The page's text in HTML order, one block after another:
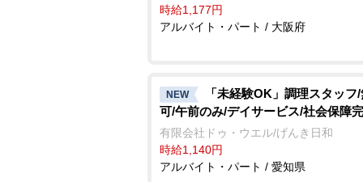
時給1,177円
アルバイト・パート / 大阪府
NEW
「未経験OK」調理スタッフ
可/午前のみ/デイサービス/社会保障
有限会社ドゥ・ウエル/げんき日和
時給1,140円
アルバイト・パート / 愛知県